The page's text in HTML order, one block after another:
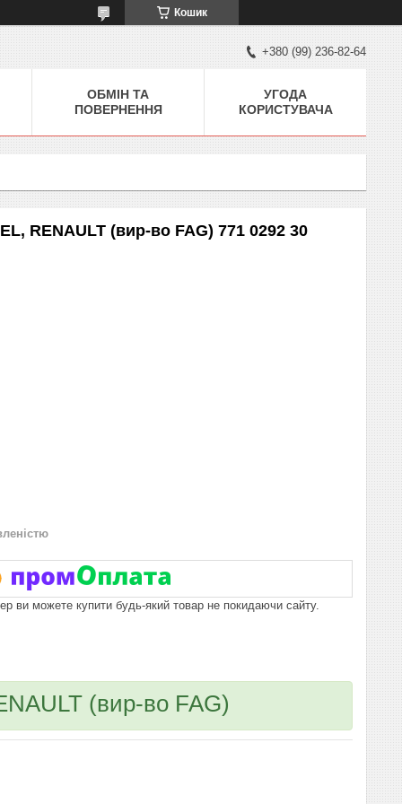
Кошик
+380 (99) 236-82-64
ОБМІН ТА
ПОВЕРНЕННЯ
УГОДА
КОРИСТУВАЧА
RENAULT (вир-во FAG) 771 0292 30
ви можете купити будь-який товар не покидаючи сайту.
(вир-во FAG)